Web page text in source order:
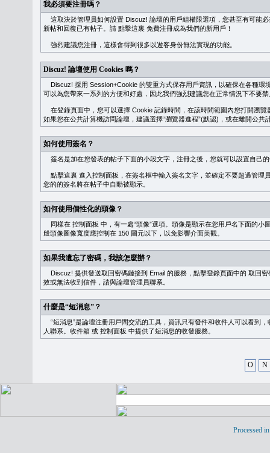
我必須要注冊嗎？
這取決於管理員如何設置 Discuz! 論壇的用戶組權限選項，您甚至有可能
新帖和回復已有帖子。請 點擊這裏 免費注冊成為我們的新用戶！
強烈建議您注冊，這樣會得到很多以遊客身份無法實現的功能。
Discuz! 論壇使用 Cookies 嗎？
Discuz! 採用 Session+Cookie 的雙重方式保存用戶資訊，以確保在各種環
可以為您帶來一系列的方便和好處，因此我們強烈建議您在正常情況下不要
在登錄頁面中，您可以選擇 Cookie 記錄時間，在該時間範圍內您打開瀏
如果您在公共計算機訪問論壇，建議選擇“瀏覽器進程”(默認)，或在離開公共
如何使用簽名？
簽名是加在您發表的帖子下面的小段文字，注冊之後，您就可以設置自己
點擊這裏 進入控制面板，在簽名框中輸入簽名文字，並確定不要超過管
您的的簽名將在帖子中自動被顯示。
如何使用個性化的頭像？
同樣在 控制面板 中，有一處“頭像”選項。頭像是顯示在您用戶名下面的
般頭像圖像寬度應控制在 150 圖元以下，以免影響介面美觀。
如果我遺忘了密碼，我該怎麼辦？
Discuz! 提供發送取回密碼鏈接到 Email 的服務，點擊登錄頁面中的 取回密
效或無法收到信件，請與論壇管理員聯系。
什麼是“短消息”？
“短消息”是論壇注冊用戶間交流的工具，資訊只有發件和收件人可以看到
人聯系。 收件箱 或 控制面板 中提供了短消息的收發服務。
O N
Processed